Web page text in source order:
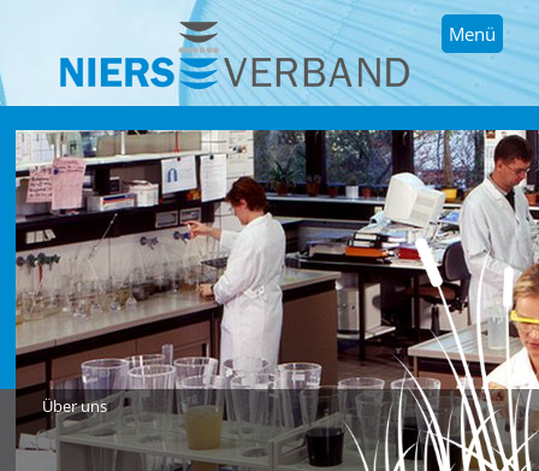
Menü
Über uns